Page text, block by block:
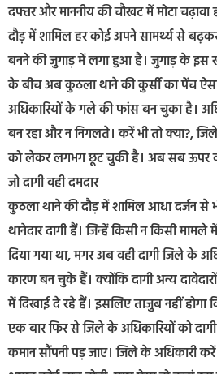
दफ्तर और माननीय की चौखट में मोटा चढ़ावा
दौड़ में शामिल हर कोई अपने सामर्थ्य से
बनने की जुगाड़ में लगा हुआ है। जुगाड़ के इस
के बीच अब कुठला थाने की कुर्सी का पेंच
अधिकारियों के गले की फांस बन चुका है।
बन रहा और न निगलते। करें भी तो क्या?,
को लेकर लगभग छूट चुकी है। अब सब ऊपर
जो दागी वही दमदार
कुठला थाने की दौड़ में शामिल आधा दर्जन से
थानेदार दागी हैं। जिन्हें किसी न किसी
दिया गया था, मगर अब वही दागी जिले के
कारण बन चुके हैं। क्योंकि दागी अन्य
में दिखाई दे रहे हैं। इसलिए ताजुब नहीं
एक बार फिर से जिले के अधिकारियों को दागी
कमान सौंपनी पड़ जाए। जिले के अधिकारी